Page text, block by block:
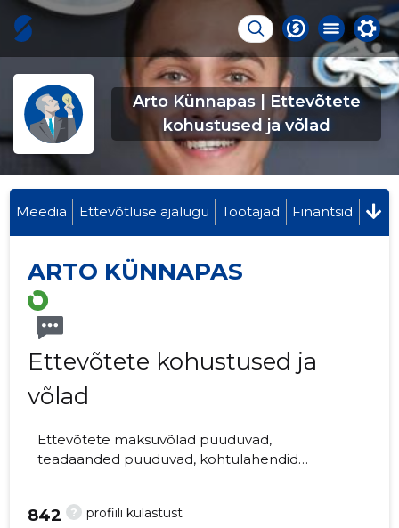
Arto Künnapas | Ettevõtete
kohustused ja võlad
Meedia Ettevõtluse ajalugu Töötajad Finantsid
ARTO KÜNNAPAS
Ettevõtete kohustused ja
võlad
Ettevõtete maksuvõlad puuduvad,
teadaanded puuduvad, kohtulahendid
Ettevõtteid jälgib 0 inimest.
? profiili külastust
842